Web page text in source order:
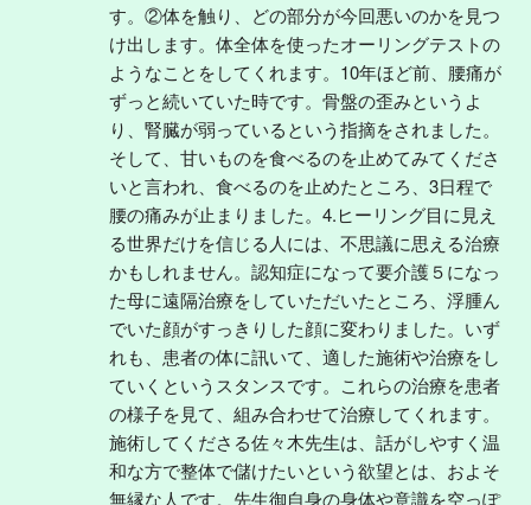
す。②体を触り、どの部分が今回悪いのかを見つ
け出します。体全体を使ったオーリングテストの
ようなことをしてくれます。10年ほど前、腰痛が
ずっと続いていた時です。骨盤の歪みというよ
り、腎臓が弱っているという指摘をされました。
そして、甘いものを食べるのを止めてみてくださ
いと言われ、食べるのを止めたところ、3日程で
腰の痛みが止まりました。4.ヒーリング目に見え
る世界だけを信じる人には、不思議に思える治療
かもしれません。認知症になって要介護５になっ
た母に遠隔治療をしていただいたところ、浮腫ん
でいた顔がすっきりした顔に変わりました。いず
れも、患者の体に訊いて、適した施術や治療をし
ていくというスタンスです。これらの治療を患者
の様子を見て、組み合わせて治療してくれます。
施術してくださる佐々木先生は、話がしやすく温
和な方で整体で儲けたいという欲望とは、およそ
無縁な人です。先生御自身の身体や意識を空っぽ